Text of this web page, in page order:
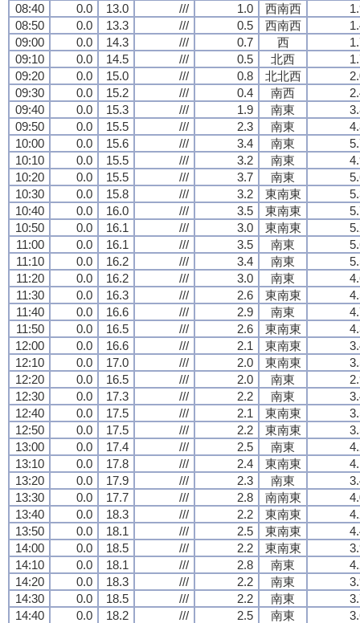
08:40
0.0 13.0 /// 1.0 西南西
08:50
0.0 13.3 /// 0.5 西南西
09:00
0.0 14.3 /// 0.7 西
09:10
0.0 14.5 /// 0.5 北西
09:20
0.0 15.0 /// 0.8 北北西
09:30
0.0 15.2 /// 0.4 南西
09:40
0.0 15.3 /// 1.9 南東
09:50
0.0 15.5 /// 2.3 南東
10:00
0.0 15.6 /// 3.4 南東
10:10
0.0 15.5 /// 3.2 南東
10:20
0.0 15.5 /// 3.7 南東
10:30
0.0 15.8 /// 3.2 東南東
10:40
0.0 16.0 /// 3.5 東南東
10:50
0.0 16.1 /// 3.0 東南東
11:00
0.0 16.1 /// 3.5 南東
11:10
0.0 16.2 /// 3.4 南東
11:20
0.0 16.2 /// 3.0 南東
11:30
0.0 16.3 /// 2.6 東南東
11:40
0.0 16.6 /// 2.9 南東
11:50
0.0 16.5 /// 2.6 東南東
12:00
0.0 16.6 /// 2.1 東南東
12:10
0.0 17.0 /// 2.0 東南東
12:20
0.0 16.5 /// 2.0 南東
12:30
0.0 17.3 /// 2.2 南東
12:40
0.0 17.5 /// 2.1 東南東
12:50
0.0 17.5 /// 2.2 東南東
13:00
0.0 17.4 /// 2.5 南東
13:10
0.0 17.8 /// 2.4 東南東
13:20
0.0 17.9 /// 2.3 南東
13:30
0.0 17.7 /// 2.8 南南東
13:40
0.0 18.3 /// 2.2 東南東
13:50
0.0 18.1 /// 2.5 東南東
14:00
0.0 18.5 /// 2.2 東南東
14:10
0.0 18.1 /// 2.8 南東
14:20
0.0 18.3 /// 2.2 南東
14:30
0.0 18.5 /// 2.2 南東
14:40
0.0 18.2 /// 2.5 南東